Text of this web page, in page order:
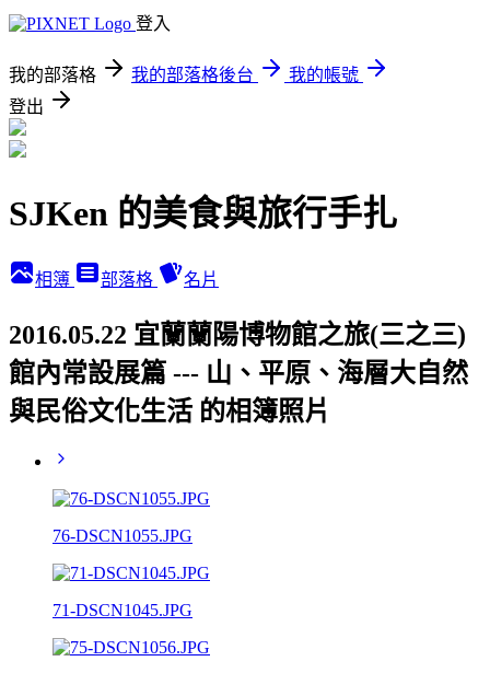
登入
我的部落格 我的部落格後台
我的帳號
登出
SJKen 的美食與旅行手扎
相簿 部落格 名片
2016.05.22 宜蘭蘭陽博物館之旅(三之三)
館內常設展篇 --- 山、平原、海層大自然
與民俗文化生活 的相簿照片
76-DSCN1055.JPG
71-DSCN1045.JPG